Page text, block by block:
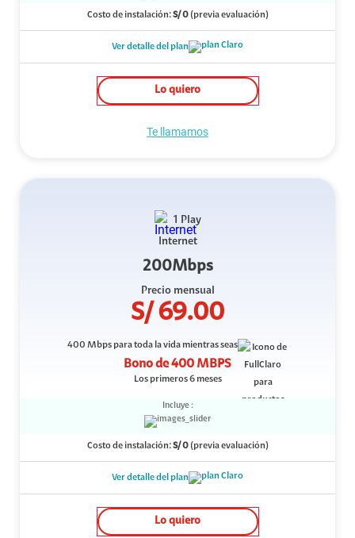
Costo de instalación: S/0(previa evaluación)
Ver detalle del plan
Lo quiero
Te llamamos
1 Play
Internet
200Mbps
Precio mensual
S/69.00
400 Mbpspara toda la vida mientras seas
Bono de400 MBPS
Los primeros 6 meses
Incluye :
Costo de instalación: S/0(previa evaluación)
Ver detalle del plan
Lo quiero